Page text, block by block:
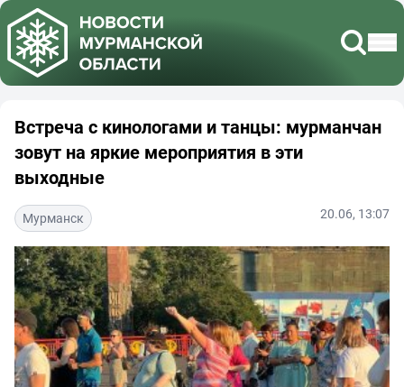
Встреча с кинологами и танцы: мурманчан
зовут на яркие мероприятия в эти
выходные
Мурманск 20.06, 13:07